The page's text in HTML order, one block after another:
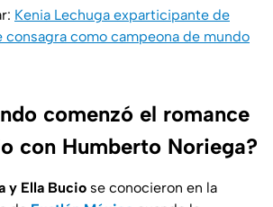
Kenia Lechuga exparticipante de
consagra como campeona de mundo
comenzó el romance
con Humberto Noriega?
y Ella Bucio se conocieron en la